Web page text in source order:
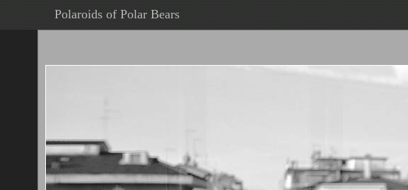
Polaroids of Polar Bears